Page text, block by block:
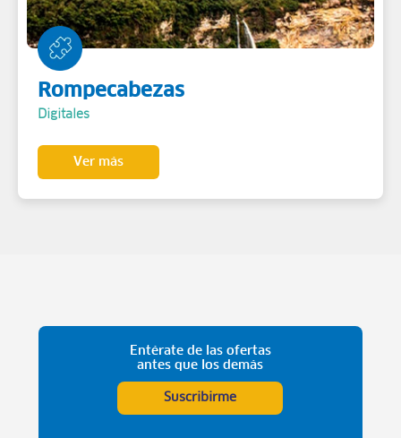
Rompecabezas
Digitales
Ver más
Entérate de las ofertas
antes que los demás
Suscribirme